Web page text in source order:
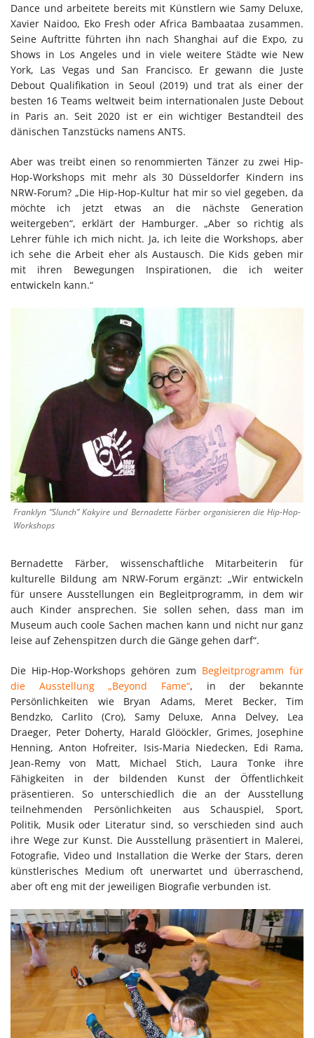
Dance und arbeitete bereits mit Künstlern wie Samy Deluxe,
Xavier Naidoo, Eko Fresh oder Africa Bambaataa zusammen.
Seine Auftritte führten ihn nach Shanghai auf die Expo, zu
Shows in Los Angeles und in viele weitere Städte wie New
York, Las Vegas und San Francisco. Er gewann die Juste
Debout Qualifikation in Seoul (2019) und trat als einer der
besten 16 Teams weltweit beim internationalen Juste Debout
in Paris an. Seit 2020 ist er ein wichtiger Bestandteil des
dänischen Tanzstücks namens ANTS.
Aber was treibt einen so renommierten Tänzer zu zwei Hip-
Hop-Workshops mit mehr als 30 Düsseldorfer Kindern ins
NRW-Forum? „Die Hip-Hop-Kultur hat mir so viel gegeben, da
möchte ich jetzt etwas an die nächste Generation
weitergeben“, erklärt der Hamburger. „Aber so richtig als
Lehrer fühle ich mich nicht. Ja, ich leite die Workshops, aber
ich sehe die Arbeit eher als Austausch. Die Kids geben mir
mit ihren Bewegungen Inspirationen, die ich weiter
entwickeln kann.“
Franklyn “Slunch” Kakyire und Bernadette Färber organisieren die Hip-Hop-
Workshops
Bernadette Färber, wissenschaftliche Mitarbeiterin für
kulturelle Bildung am NRW-Forum ergänzt: „Wir entwickeln
für unsere Ausstellungen ein Begleitprogramm, in dem wir
auch Kinder ansprechen. Sie sollen sehen, dass man im
Museum auch coole Sachen machen kann und nicht nur ganz
leise auf Zehenspitzen durch die Gänge gehen darf“.
Die Hip-Hop-Workshops gehören zum Begleitprogramm für
die Ausstellung „Beyond Fame“, in der bekannte
Persönlichkeiten wie Bryan Adams, Meret Becker, Tim
Bendzko, Carlito (Cro), Samy Deluxe, Anna Delvey, Lea
Draeger, Peter Doherty, Harald Glööckler, Grimes, Josephine
Henning, Anton Hofreiter, Isis-Maria Niedecken, Edi Rama,
Jean-Remy von Matt, Michael Stich, Laura Tonke ihre
Fähigkeiten in der bildenden Kunst der Öffentlichkeit
präsentieren. So unterschiedlich die an der Ausstellung
teilnehmenden Persönlichkeiten aus Schauspiel, Sport,
Politik, Musik oder Literatur sind, so verschieden sind auch
ihre Wege zur Kunst. Die Ausstellung präsentiert in Malerei,
Fotografie, Video und Installation die Werke der Stars, deren
künstlerisches Medium oft unerwartet und überraschend,
aber oft eng mit der jeweiligen Biografie verbunden ist.